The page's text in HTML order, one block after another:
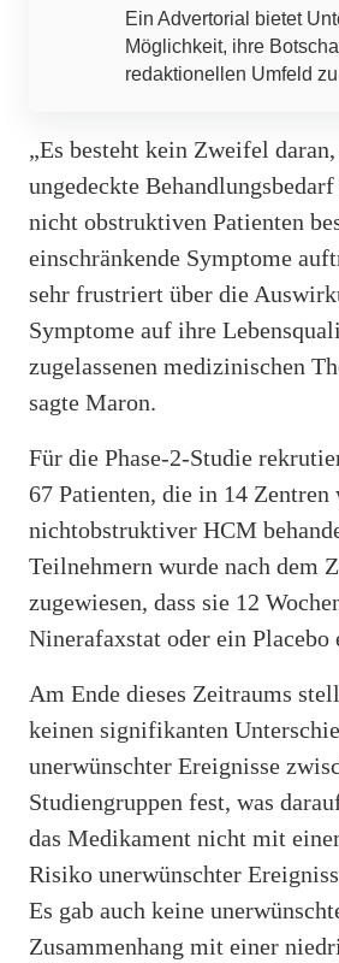
Ein Advertorial bietet
Möglichkeit, ihre
redaktionellen Umfeld
„Es besteht kein Zweifel
ungedeckte
nicht obstruktiven Patienten
einschränkende Symptome
sehr frustriert über die
Symptome auf ihre
zugelassenen medizinischen
sagte Maron.
Für die Phase-2-Studie
67 Patienten, die in 14 Zentren
nichtobstruktiver HCM
Teilnehmern wurde nach dem
zugewiesen, dass sie 12
Ninerafaxstat oder ein Placebo
Am Ende dieses Zeitraums
keinen signifikanten
unerwünschter Ereignisse
Studiengruppen fest, was
das Medikament nicht mit
Risiko unerwünschter
Es gab auch keine
Zusammenhang mit einer